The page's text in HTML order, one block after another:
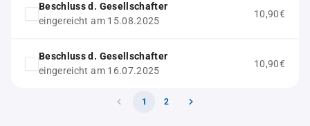
Beschluss d. Gesellschafter
eingereicht am 15.08.2025
10,90€
Beschluss d. Gesellschafter
eingereicht am 16.07.2025
10,90€
1 2